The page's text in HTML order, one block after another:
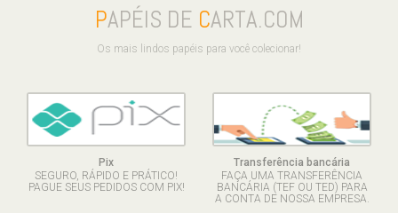
PAPÉIS DE CARTA.COM
Os mais lindos papéis para você colecionar!
Pix
SEGURO, RÁPIDO E PRÁTICO!
PAGUE SEUS PEDIDOS COM PIX!
Transferência bancária
FAÇA UMA TRANSFERÊNCIA
BANCÁRIA (TEF OU TED) PARA
A CONTA DE NOSSA EMPRESA.